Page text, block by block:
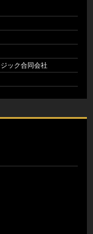
ック合同会社